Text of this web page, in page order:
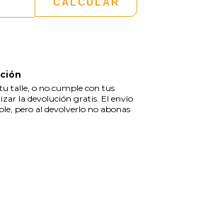
CALCULAR
talle, o no cumple con tus
la devolución gratis. El envío
pero al devolverlo no abonas